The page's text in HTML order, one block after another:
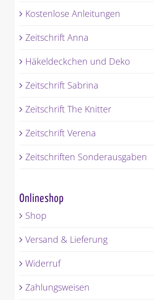
Kostenlose Anleitungen
Zeitschrift Anna
Häkeldeckchen und Deko
Zeitschrift Sabrina
Zeitschrift The Knitter
Zeitschrift Verena
Zeitschriften Sonderausgaben
Onlineshop
Shop
Versand & Lieferung
Widerruf
Zahlungsweisen